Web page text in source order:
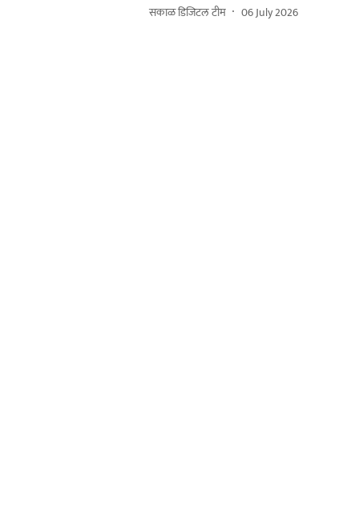
सकाळ डिजिटल टीम 06 July 2026